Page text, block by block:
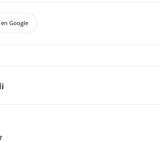
Google